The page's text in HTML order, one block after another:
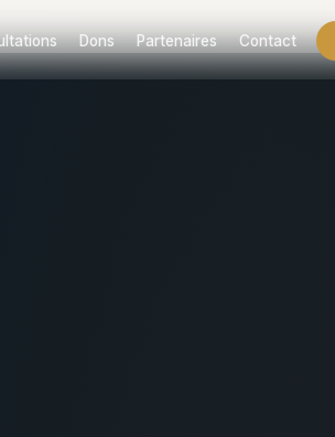
Dons Partenaires Contact